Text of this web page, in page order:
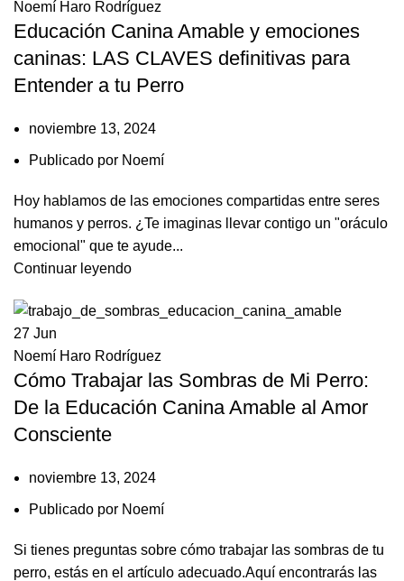
Noemí Haro Rodríguez
Educación Canina Amable y emociones
caninas: LAS CLAVES definitivas para
Entender a tu Perro
noviembre 13, 2024
Publicado por Noemí
Hoy hablamos de las emociones compartidas entre seres
humanos y perros. ¿Te imaginas llevar contigo un "oráculo
emocional" que te ayude...
Continuar leyendo
27 Jun
Noemí Haro Rodríguez
Cómo Trabajar las Sombras de Mi Perro:
De la Educación Canina Amable al Amor
Consciente
noviembre 13, 2024
Publicado por Noemí
Si tienes preguntas sobre cómo trabajar las sombras de tu
perro, estás en el artículo adecuado.Aquí encontrarás las